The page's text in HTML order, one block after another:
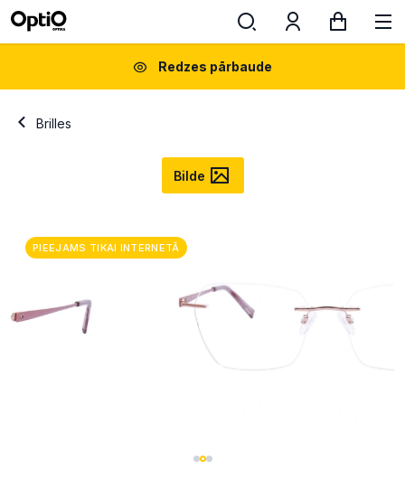
Redzes pārbaude
Brilles
Bilde
PIEEJAMS TIKAI INTERNETĀ